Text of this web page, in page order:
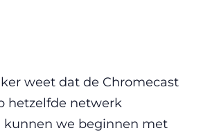
weet dat de Chromecast
hetzelfde netwerk
kunnen we beginnen met